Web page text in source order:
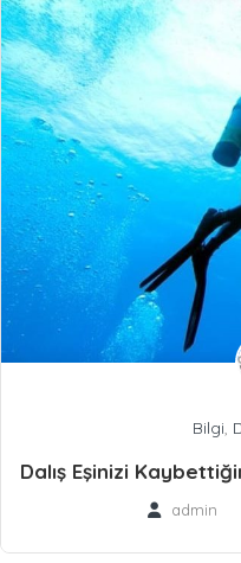
Bilgi,
Dalış Eşinizi
admin